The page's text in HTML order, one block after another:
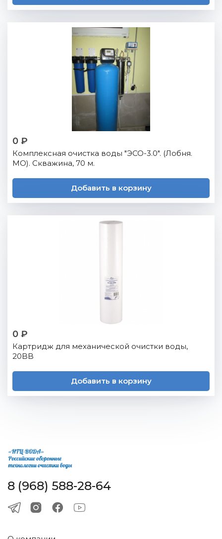
0 ₽
Комплексная очистка воды "ЭСО-3.0". (Лобня.
МО). Скважина, 70 м.
Добавить в корзину
0 ₽
Картридж для механической очистки воды,
20BB
Добавить в корзину
8 (968) 588-28-64